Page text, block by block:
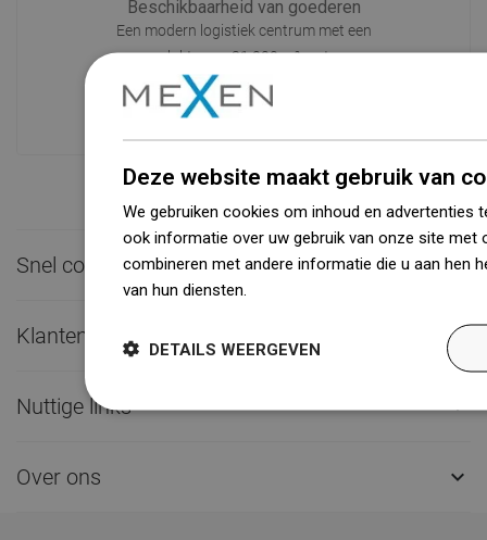
Beschikbaarheid van goederen
Een modern logistiek centrum met een
oppervlakte van 31.000 m² met meer
dan 68.000 palletplaatsen biedt meer
dan 1500.000 beschikbare producten!
Snel contact 
Klantenservice 
Nuttige links 
Over ons 
Deze website maakt gebruik van
We gebruiken cookies om inhoud en advertenties
ook informatie over uw gebruik van onze site met
combineren met andere informatie die u aan hen
van hun diensten.
DETAILS WEERGEVEN